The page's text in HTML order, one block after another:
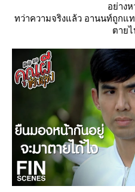
อย่าง
ทว่าความจริงแล้ว อานนท์ถูกแ
ตาย